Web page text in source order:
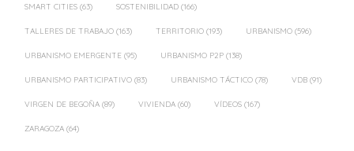
SMART CITIES (63) SOSTENIBILIDAD (166)
TALLERES DE TRABAJO (163) TERRITORIO (193) URBANISMO (596)
URBANISMO EMERGENTE (95) URBANISMO P2P (138)
URBANISMO PARTICIPATIVO (83) URBANISMO TÁCTICO (78) VDB (91)
VIRGEN DE BEGOÑA (89) VIVIENDA (60) VÍDEOS (167)
ZARAGOZA (64)